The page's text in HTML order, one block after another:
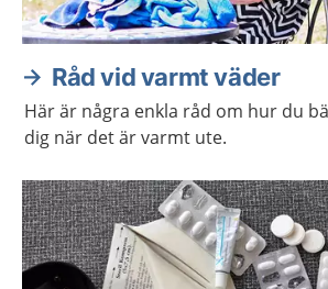
Råd vid varmt väder
Här är några enkla råd om hur du
dig när det är varmt ute.